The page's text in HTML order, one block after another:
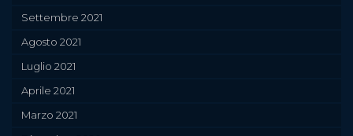
Settembre 2021
Agosto 2021
Luglio 2021
Aprile 2021
Marzo 2021